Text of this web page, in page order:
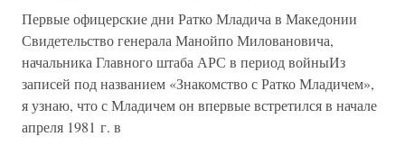
Первые офицерские дни Ратко Младича в Македонии
Свидетельство генерала Манойпо Миловановича,
начальника Главного штаба АРС в период войныИз
записей под названием «Знакомство с Ратко Младичем»,
я узнаю, что с Младичем он впервые встретился в начале
апреля 1981 г. в